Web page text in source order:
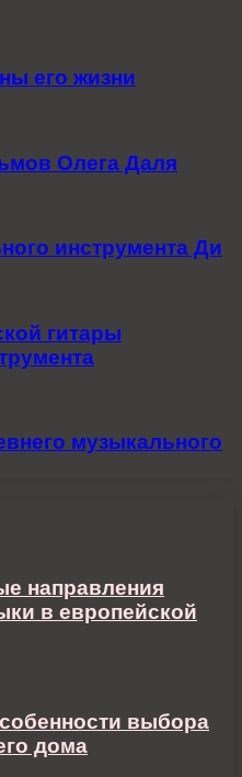
его жизни
Олега Даля
инструмента Ди
гитары
музыкального
направления
в европейской
выбора
дома